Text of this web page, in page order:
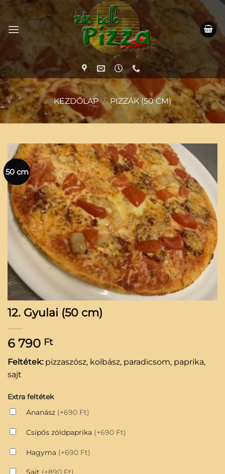
Skip
content
KEZDŐLAP / PIZZÁK (50 CM)
50 cm
12. Gyulai (50 cm)
6 790 Ft
Feltétek:pizzaszósz, kolbász, paradicsom, paprika,
sajt
Extra feltétek
Ananász (+690 Ft)
Csípős zöldpaprika (+690 Ft)
Hagyma (+690 Ft)
Sajt (+890 Ft)